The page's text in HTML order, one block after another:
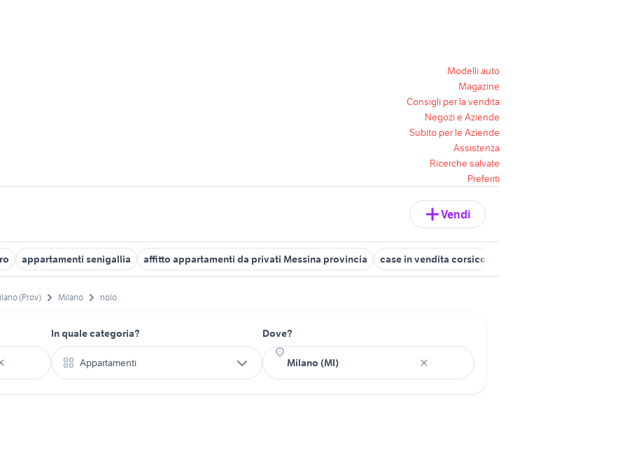
Modelli auto
Magazine
Consigli per la vendita
Negozi e Aziende
Subito per le Aziende
Assistenza
Ricerche salvate
Preferiti
Vendi
appartamenti senigallia affitto appartamenti da privati Messina provincia case in vendita corsico
(Prov) Milano nolo
In quale categoria?
Appartamenti
Dove?